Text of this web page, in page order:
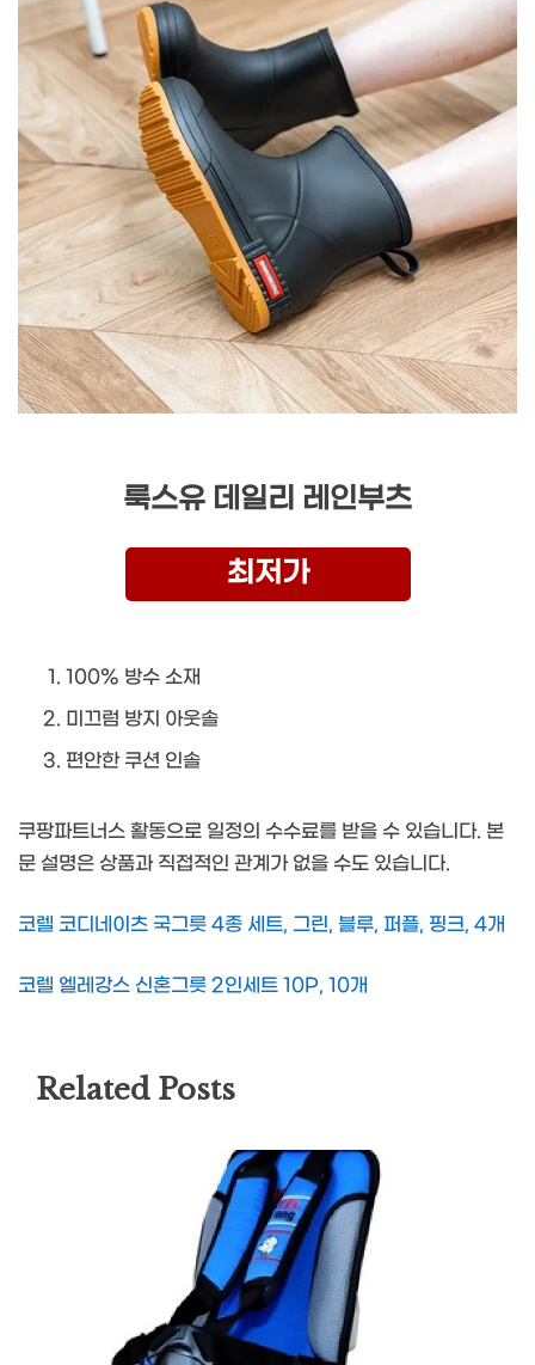
룩스유 데일리 레인부츠
최저가
100% 방수 소재
미끄럼 방지 아웃솔
편안한 쿠션 인솔
쿠팡파트너스 활동으로 일정의 수수료를 받을 수 있습니다. 본
문 설명은 상품과 직접적인 관계가 없을 수도 있습니다.
코렐 코디네이츠 국그릇 4종 세트, 그린, 블루, 퍼플, 핑크, 4개
코렐 엘레강스 신혼그릇 2인세트 10P, 10개
Related Posts